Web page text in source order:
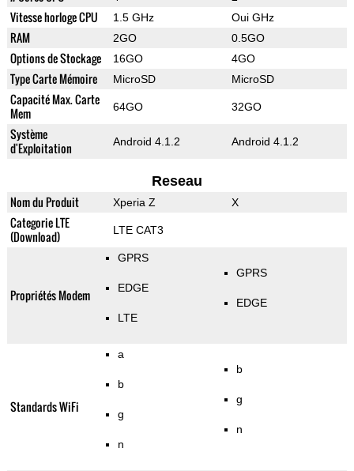
Vitesse horloge CPU 1.5 GHz Oui GHz
RAM 2GO 0.5GO
Options de Stockage 16GO 4GO
Type Carte Mémoire MicroSD MicroSD
Capacité Max. Carte
Mem
64GO 32GO
Système
d'Exploitation
Android 4.1.2 Android 4.1.2
Reseau
Nom du Produit Xperia Z X
Categorie LTE
(Download)
LTE CAT3
Propriétés Modem
GPRS
EDGE
LTE
GPRS
EDGE
Standards WiFi
a
b
g
n
b
g
n